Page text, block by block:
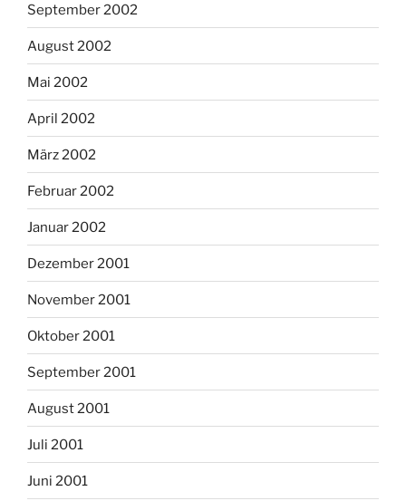
September 2002
August 2002
Mai 2002
April 2002
März 2002
Februar 2002
Januar 2002
Dezember 2001
November 2001
Oktober 2001
September 2001
August 2001
Juli 2001
Juni 2001